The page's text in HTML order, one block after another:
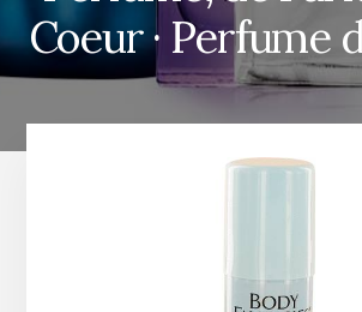
Coeur · Perfume